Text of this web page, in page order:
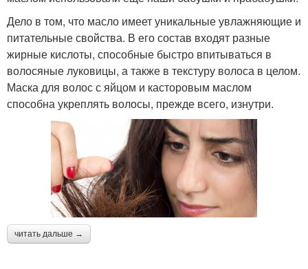
Дело в том, что масло имеет уникальные увлажняющие и
питательные свойства. В его состав входят разные
жирные кислоты, способные быстро впитываться в
волосяные луковицы, а также в текстуру волоса в целом.
Маска для волос с яйцом и касторовым маслом
способна укреплять волосы, прежде всего, изнутри.
читать дальше →